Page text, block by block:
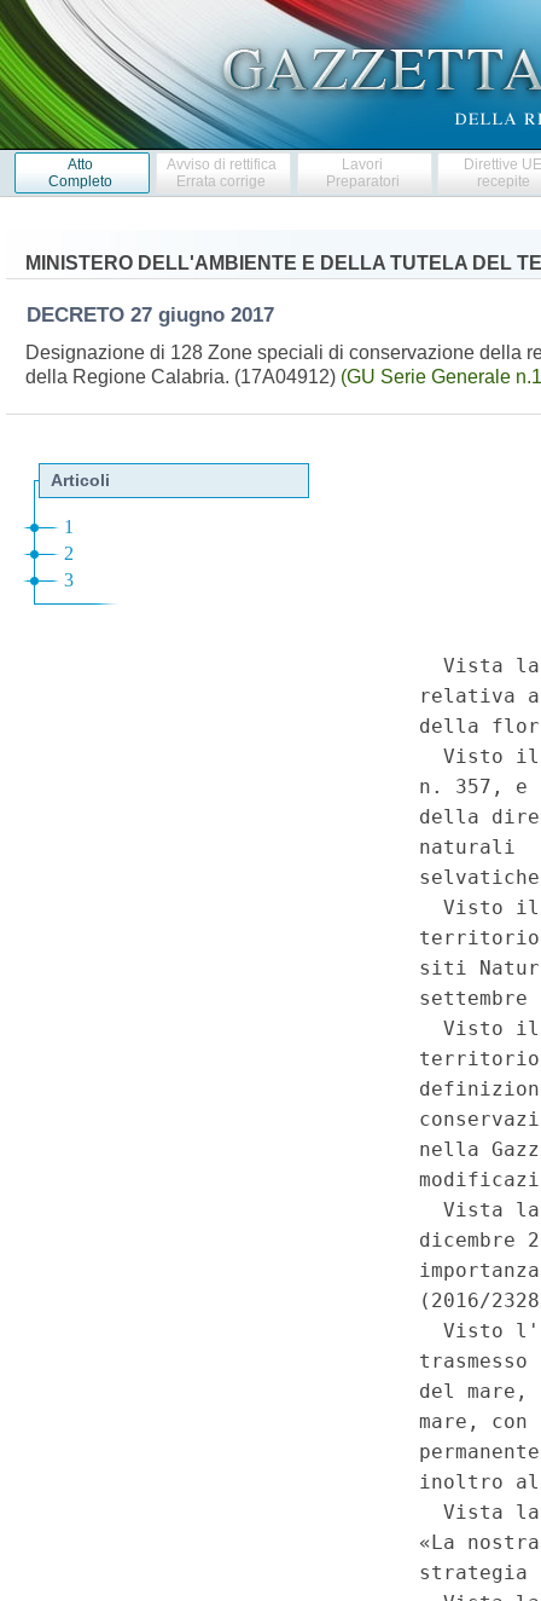
Atto
Completo
Avviso di rettifica
Errata corrige
Lavori
Preparatori
Direttive
recepite
MINISTERO DELL'AMBIENTE E DELLA TUTELA DEL
DECRETO 27 giugno 2017
Designazione di 128 Zone speciali di conservazione della
della Regione Calabria. (17A04912) (GU Serie Generale